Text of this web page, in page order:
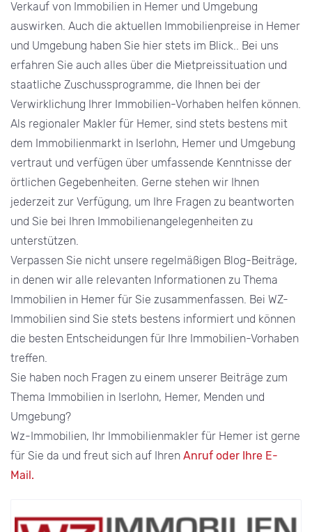
Verkauf von Immobilien in Hemer und Umgebung
auswirken. Auch die aktuellen Immobilienpreise in Hemer
und Umgebung haben Sie hier stets im Blick.. Bei uns
erfahren Sie auch alles über die Mietpreissituation und
staatliche Zuschussprogramme, die Ihnen bei der
Verwirklichung Ihrer Immobilien-Vorhaben helfen können.
Als regionaler Makler für Hemer, sind stets bestens mit
dem Immobilienmarkt in Iserlohn, Hemer und Umgebung
vertraut und verfügen über umfassende Kenntnisse der
örtlichen Gegebenheiten. Gerne stehen wir Ihnen
jederzeit zur Verfügung, um Ihre Fragen zu beantworten
und Sie bei Ihren Immobilienangelegenheiten zu
unterstützen.
Verpassen Sie nicht unsere regelmäßigen Blog-Beiträge,
in denen wir alle relevanten Informationen zu Thema
Immobilien in Hemer für Sie zusammenfassen. Bei WZ-
Immobilien sind Sie stets bestens informiert und können
die besten Entscheidungen für Ihre Immobilien-Vorhaben
treffen.
Sie haben noch Fragen zu einem unserer Beiträge zum
Thema Immobilien in Iserlohn, Hemer, Menden und
Umgebung?
Wz-Immobilien, Ihr Immobilienmakler für Hemer ist gerne
für Sie da und freut sich auf Ihren Anruf oder Ihre E-
Mail.